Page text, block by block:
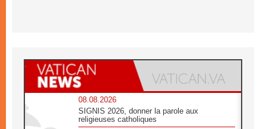
08.08.2026
SIGNIS 2026, donner la parole aux
religieuses catholiques